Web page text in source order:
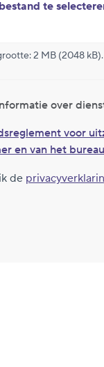
te
2 MB (2048 kB).
over
voor
en van het bureau
de